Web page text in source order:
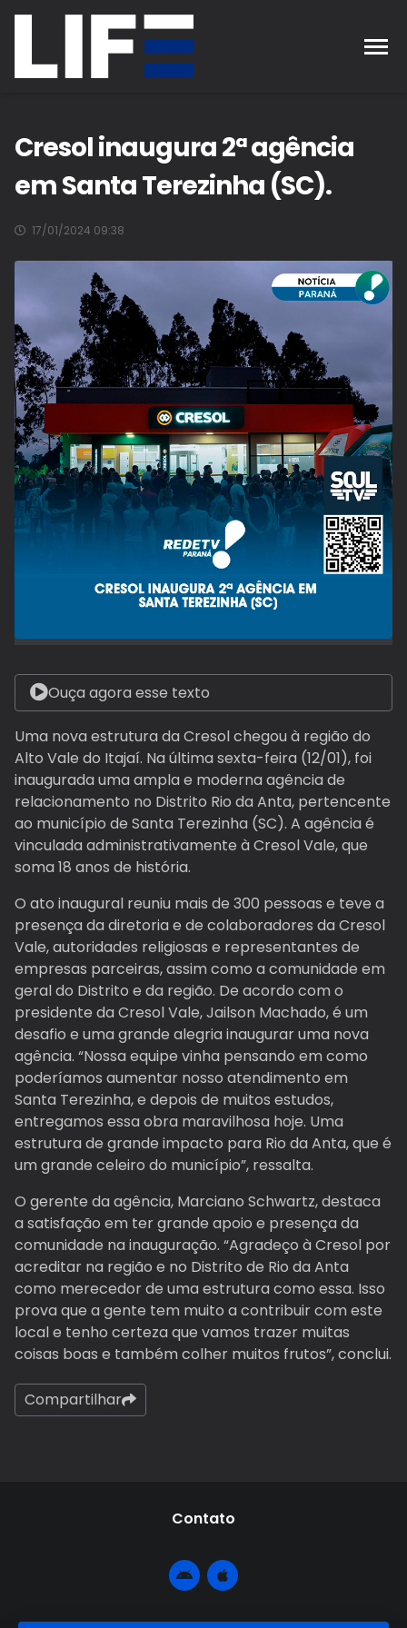
Cresol inaugura 2ª agência
em Santa Terezinha (SC).
17/01/2024 09:38
Ouça agora esse texto
Uma nova estrutura da Cresol chegou à região do
Alto Vale do Itajaí. Na última sexta-feira (12/01), foi
inaugurada uma ampla e moderna agência de
relacionamento no Distrito Rio da Anta, pertencente
ao município de Santa Terezinha (SC). A agência é
vinculada administrativamente à Cresol Vale, que
soma 18 anos de história.
O ato inaugural reuniu mais de 300 pessoas e teve a
presença da diretoria e de colaboradores da Cresol
Vale, autoridades religiosas e representantes de
empresas parceiras, assim como a comunidade em
geral do Distrito e da região. De acordo com o
presidente da Cresol Vale, Jailson Machado, é um
desafio e uma grande alegria inaugurar uma nova
agência. “Nossa equipe vinha pensando em como
poderíamos aumentar nosso atendimento em
Santa Terezinha, e depois de muitos estudos,
entregamos essa obra maravilhosa hoje. Uma
estrutura de grande impacto para Rio da Anta, que é
um grande celeiro do município”, ressalta.
O gerente da agência, Marciano Schwartz, destaca
a satisfação em ter grande apoio e presença da
comunidade na inauguração. “Agradeço à Cresol por
acreditar na região e no Distrito de Rio da Anta
como merecedor de uma estrutura como essa. Isso
prova que a gente tem muito a contribuir com este
local e tenho certeza que vamos trazer muitas
coisas boas e também colher muitos frutos”, conclui.
Compartilhar
Contato